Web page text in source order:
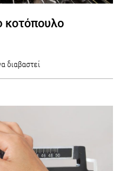
κοτόπουλο
διαβαστεί